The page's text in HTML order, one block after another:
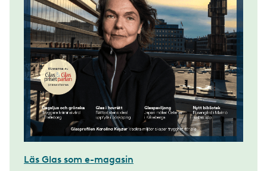
Läs Glas som e-magasin